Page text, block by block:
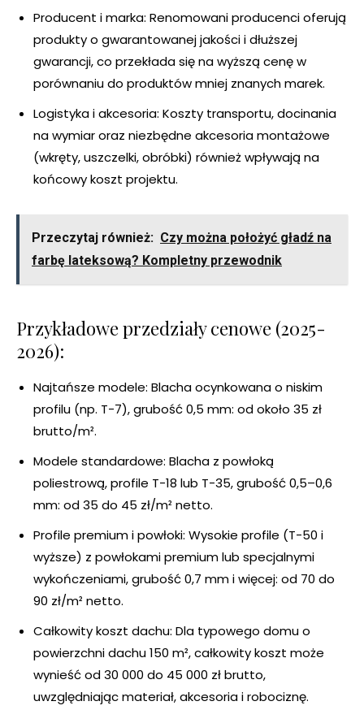
Producent i marka: Renomowani producenci oferują
produkty o gwarantowanej jakości i dłuższej
gwarancji, co przekłada się na wyższą cenę w
porównaniu do produktów mniej znanych marek.
Logistyka i akcesoria: Koszty transportu, docinania
na wymiar oraz niezbędne akcesoria montażowe
(wkręty, uszczelki, obróbki) również wpływają na
końcowy koszt projektu.
Przeczytaj również: Czy można położyć gładź na
farbę lateksową? Kompletny przewodnik
Przykładowe przedziały cenowe (2025-
2026):
Najtańsze modele: Blacha ocynkowana o niskim
profilu (np. T-7), grubość 0,5 mm: od około 35 zł
brutto/m².
Modele standardowe: Blacha z powłoką
poliestrową, profile T-18 lub T-35, grubość 0,5–0,6
mm: od 35 do 45 zł/m² netto.
Profile premium i powłoki: Wysokie profile (T-50 i
wyższe) z powłokami premium lub specjalnymi
wykończeniami, grubość 0,7 mm i więcej: od 70 do
90 zł/m² netto.
Całkowity koszt dachu: Dla typowego domu o
powierzchni dachu 150 m², całkowity koszt może
wynieść od 30 000 do 45 000 zł brutto,
uwzględniając materiał, akcesoria i robociznę.